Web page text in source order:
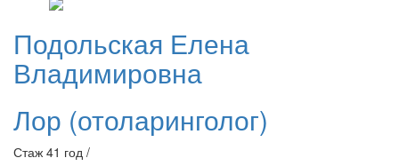
Подольская Елена
Владимировна
Лор (отоларинголог)
Стаж 41 год /